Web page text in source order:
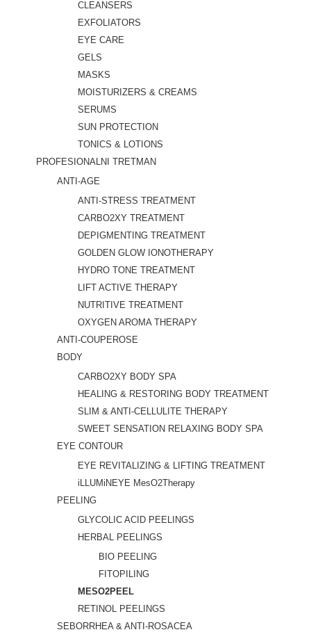
CLEANSERS
EXFOLIATORS
EYE CARE
GELS
MASKS
MOISTURIZERS & CREAMS
SERUMS
SUN PROTECTION
TONICS & LOTIONS
PROFESIONALNI TRETMAN
ANTI-AGE
ANTI-STRESS TREATMENT
CARBO2XY TREATMENT
DEPIGMENTING TREATMENT
GOLDEN GLOW IONOTHERAPY
HYDRO TONE TREATMENT
LIFT ACTIVE THERAPY
NUTRITIVE TREATMENT
OXYGEN AROMA THERAPY
ANTI-COUPEROSE
BODY
CARBO2XY BODY SPA
HEALING & RESTORING BODY TREATMENT
SLIM & ANTI-CELLULITE THERAPY
SWEET SENSATION RELAXING BODY SPA
EYE CONTOUR
EYE REVITALIZING & LIFTING TREATMENT
iLLUMiNEYE MesO2Therapy
PEELING
GLYCOLIC ACID PEELINGS
HERBAL PEELINGS
BIO PEELING
FITOPILING
MESO2PEEL
RETINOL PEELINGS
SEBORRHEA & ANTI-ROSACEA